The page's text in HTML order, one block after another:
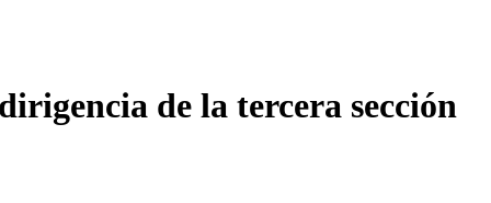
de la tercera sección